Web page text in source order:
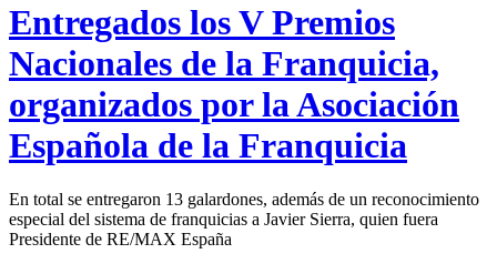
Entregados los V Premios
Nacionales de la Franquicia,
organizados por la Asociación
Española de la Franquicia
En total se entregaron 13 galardones, además de un reconocimiento
especial del sistema de franquicias a Javier Sierra, quien fuera
Presidente de RE/MAX España